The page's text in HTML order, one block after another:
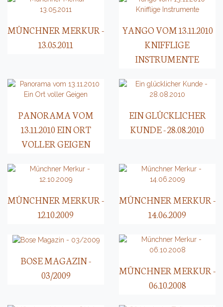
MÜNCHNER MERKUR -
13.05.2011
YANGO VOM 13.11.2010
KNIFFLIGE
INSTRUMENTE
PANORAMA VOM
13.11.2010 EIN ORT
VOLLER GEIGEN
EIN GLÜCKLICHER
KUNDE - 28.08.2010
MÜNCHNER MERKUR -
12.10.2009
MÜNCHNER MERKUR -
14.06.2009
BOSE MAGAZIN -
03/2009
MÜNCHNER MERKUR -
06.10.2008